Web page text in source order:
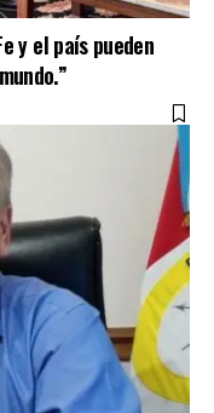
y el país pueden